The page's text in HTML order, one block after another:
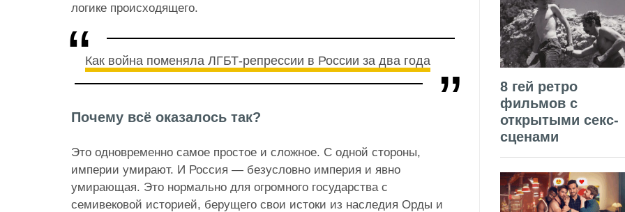
логике происходящего.
Как война поменяла ЛГБТ-репрессии в России за два года
Почему всё оказалось так?
Это одновременно самое простое и сложное. С одной стороны,
империи умирают. И Россия — безусловно империя и явно
умирающая. Это нормально для огромного государства с
семивековой историей, берущего свои истоки из наследия Орды и
8 гей ретро
фильмов с
открытыми секс-
сценами